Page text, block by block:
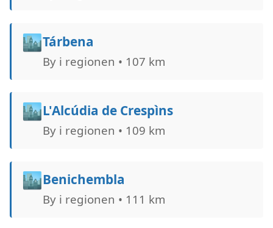
🏙️Tárbena
By i regionen • 107 km
🏙️L'Alcúdia de Crespìns
By i regionen • 109 km
🏙️Benichembla
By i regionen • 111 km